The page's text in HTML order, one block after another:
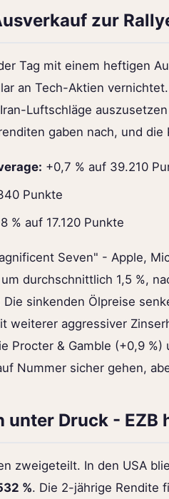
zur
Tag mit einem heftigen
an Tech-Aktien
Luftschläge
gaben nach, und die
+0,7 % auf 39.210
Punkte
% auf 17.120 Punkte
Seven" - Apple,
durchschnittlich 1,5 %,
sinkenden Ölpreise
weiterer aggressiver
Procter & Gamble (+0,9 %)
Nummer sicher gehen,
unter Druck - EZB
zweigeteilt. In den USA
%. Die 2-jährige Rendite